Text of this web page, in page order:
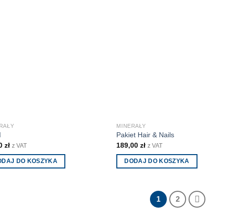
zł z VAT
DO KOSZYKA
MINERAŁY
Pakiet Hair & Nails
189,00zł z VAT
DODAJ DO KOSZYKA
1 2